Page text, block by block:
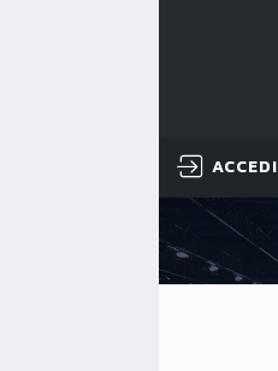
ACCEDI